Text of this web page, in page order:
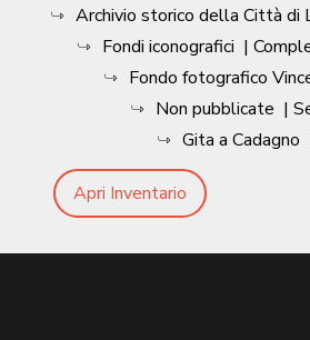
Archivio storico della Città di
Fondi iconografici |
Fondo fotografico
Non pubblicate |
Gita a Cadagno
Apri Inventario